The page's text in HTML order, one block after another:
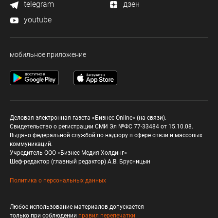
telegram
дзен
youtube
мобильное приложение
Деловая электронная газета «Бизнес Online» (на связи).
Свидетельство о регистрации СМИ Эл №ФС 77-33484 от 15.10.08.
Выдано федеральной службой по надзору в сфере связи и массовых
коммуникаций.
Учредитель ООО «Бизнес Медия Холдинг»
Шеф-редактор (главный редактор) А.В. Брусницын
Политика о персональных данных
Любое использование материалов допускается
только при соблюдении правил перепечатки